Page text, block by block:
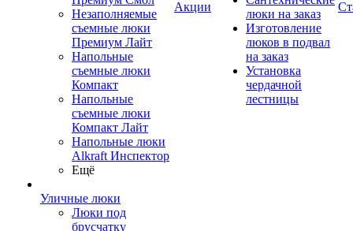
Незаполняемые
съемные люки
Премиум Лайт
Напольные
съемные люки
Компакт
Напольные
съемные люки
Компакт Лайт
Напольные люки
Alkraft Инспектор
Ещё
Уличные люки
Люки под
брусчатку
Акции
люки на заказ
Изготовление
люков в подвал
на заказ
Установка
чердачной
лестницы